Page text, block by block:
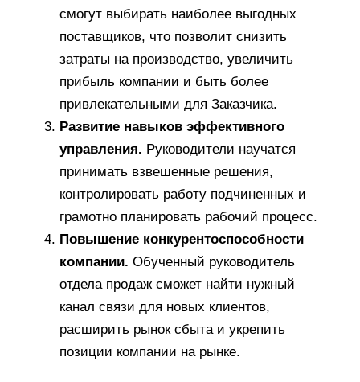
смогут выбирать наиболее выгодных
поставщиков, что позволит снизить
затраты на производство, увеличить
прибыль компании и быть более
привлекательными для Заказчика.
Развитие навыков эффективного
управления. Руководители научатся
принимать взвешенные решения,
контролировать работу подчиненных и
грамотно планировать рабочий процесс.
Повышение конкурентоспособности
компании.Обученный руководитель
отдела продаж сможет найти нужный
канал связи для новых клиентов,
расширить рынок сбыта и укрепить
позиции компании на рынке.